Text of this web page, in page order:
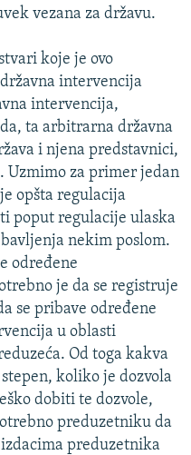
vezana za državu.
koje je ovo
intervencija
intervencija,
ta arbitrarna državna
i njena predstavnici,
Uzmimo za primer jedan
opšta regulacija
poput regulacije ulaska
nekim poslom.
određene
je da se registruje
se pribave određene
u oblasti
Od toga kakva
koliko je dozvola
dobiti te dozvole,
preduzetniku da
preduzetnika